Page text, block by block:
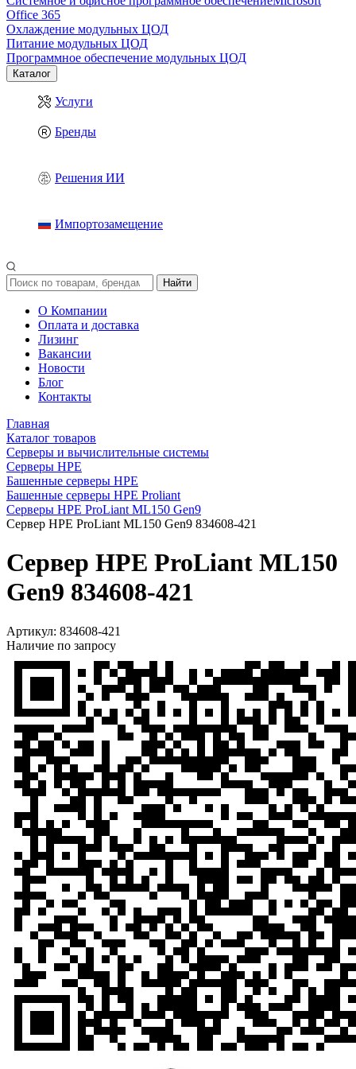
Office 365
Охлаждение модульных ЦОД
Питание модульных ЦОД
Программное обеспечение модульных ЦОД
Каталог
Услуги
Бренды
Решения ИИ
Импортозамещение
Найти
О Компании
Оплата и доставка
Лизинг
Вакансии
Новости
Блог
Контакты
Главная
Каталог товаров
Серверы и вычислительные системы
Серверы HPE
Башенные серверы HPE
Башенные серверы HPE Proliant
Серверы HPE ProLiant ML150 Gen9
Сервер HPE ProLiant ML150 Gen9 834608-421
Сервер HPE ProLiant ML150
Gen9 834608-421
Артикул: 834608-421
Наличие по запросу